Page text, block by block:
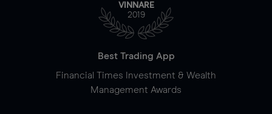
VINNARE
2019
Best Trading App
Financial Times Investment & Wealth
Management Awards